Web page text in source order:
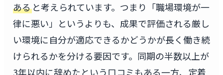
あると考えられています。つまり「職場環境が一
律に悪い」というよりも、成果で評価される厳し
い環境に自分が適応できるかどうかが長く働き続
けられるかを分ける要因です。同期の半数以上が
3年以内に辞めたという口コミもある一方、定着